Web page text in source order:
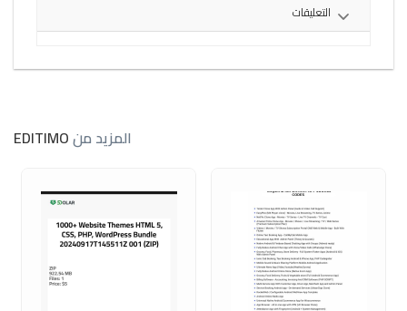
التعليقات
المزيد منEDITIMO